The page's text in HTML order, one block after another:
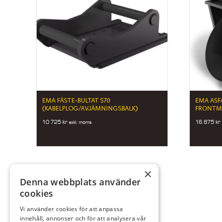
EMA FÄSTE-BULTAT S70
(KABELPLOG/AVJÄMNINGSBALK)
10 725kr exkl. moms
EMA
16 875kr
×
Denna webbplats använder
cookies
Vi använder cookies för att anpassa
innehåll, annonser och för att analysera vår